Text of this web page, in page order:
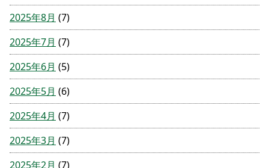
2025年8月 (7)
2025年7月 (7)
2025年6月 (5)
2025年5月 (6)
2025年4月 (7)
2025年3月 (7)
2025年2月 (7)